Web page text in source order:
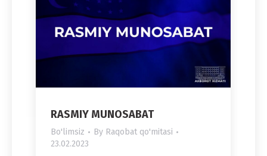
RASMIY MUNOSABAT
Bo'limsiz By Raqobat qo'mitasi
23.02.2023